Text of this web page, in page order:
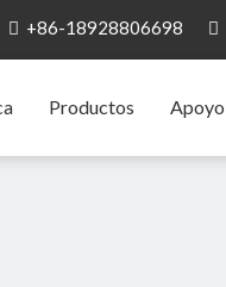
 +86-18928806698 
Productos Apoyo